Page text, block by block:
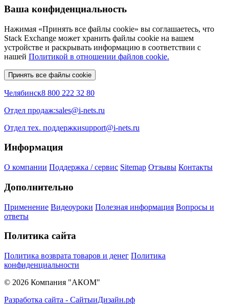
Ваша конфиденциальность
Нажимая «Принять все файлы cookie» вы соглашаетесь, что
Stack Exchange может хранить файлы cookie на вашем
устройстве и раскрывать информацию в соответствии с
нашей Политикой в отношении файлов cookie.
Принять все файлы cookie
Челябинск8 800 222 32 80
Отдел продаж:sales@i-nets.ru
Отдел тех. поддержкиsupport@i-nets.ru
Информация
О компании Поддержка / сервис Sitemap Отзывы Контакты
Дополнительно
Применение Видеоуроки Полезная информация Вопросы и
ответы
Политика сайта
Политика возврата товаров и денег Политика
конфиденциальности
© 2026 Компания "АКОМ"
Разработка сайта - СайтыиДизайн.рф